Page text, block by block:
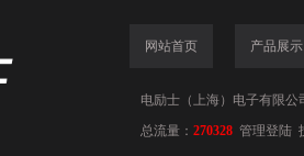
网站首页 产品展示
电励士（上海）电子有限公
总流量： 270328 管理登陆